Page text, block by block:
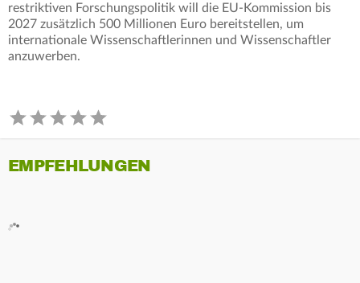
restriktiven Forschungspolitik will die EU-Kommission bis
2027 zusätzlich 500 Millionen Euro bereitstellen, um
internationale Wissenschaftlerinnen und Wissenschaftler
anzuwerben.
EMPFEHLUNGEN